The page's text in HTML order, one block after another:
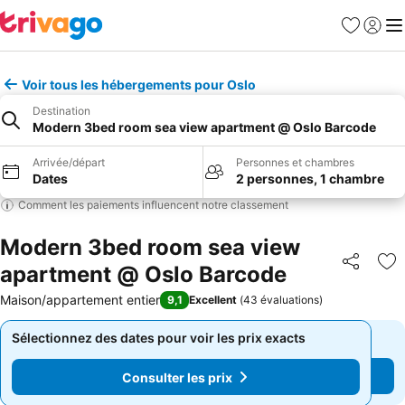
Favoris
Se
Voir tous les hébergements pour Oslo
Destination
Modern 3bed room sea view apartment @ Oslo Barcode
Arrivée/départ
Dates
Personnes et chambres
2 personnes, 1 chambre
Comment les paiements influencent notre classement
Modern 3bed room sea view
apartment @ Oslo Barcode
Partager
Maison/appartement entier 9,1 Excellent (43 évaluations)
Sélectionnez des dates pour voir les prix exacts
Consulter les prix
Sélectionnez des dates pour voir les prix exacts
Consulter les prix